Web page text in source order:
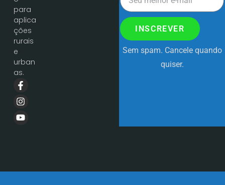
INSCREVER
Sem spam. Cancele quando
quiser.
para
aplica
ções
rurais
e
urban
as.